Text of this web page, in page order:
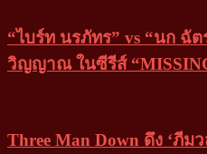
“ไบร์ท นรภัทร” vs “นก ฉั
วิญญาณ ในซีรีส์
Three Man Down ดึง ‘ภีม